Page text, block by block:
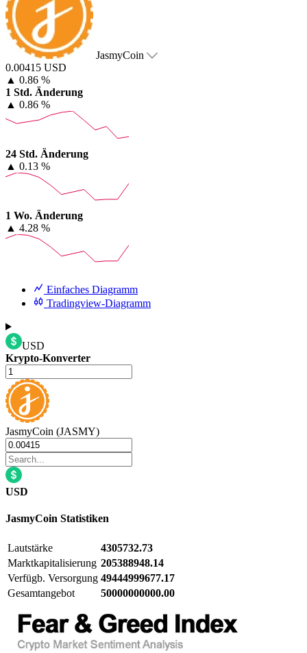
JasmyCoin
0.00415 USD
▲ 0.86 %
1 Std. Änderung
▲ 0.86 %
24 Std. Änderung
▲ 0.13 %
1 Wo. Änderung
▲ 4.28 %
Einfaches Diagramm
Tradingview-Diagramm
USD
Krypto-Konverter
JasmyCoin (JASMY)
USD
JasmyCoin Statistiken
Lautstärke
4305732.73
Marktkapitalisierung 205388948.14
Verfügb. Versorgung 49444999677.17
Gesamtangebot
50000000000.00